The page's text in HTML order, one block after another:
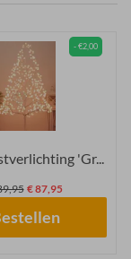
- €2,00
'Gr...
€ 87,95